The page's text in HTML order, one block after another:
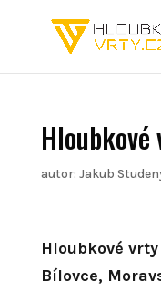
autor: Jakub
Hloubkové
Bílovce,